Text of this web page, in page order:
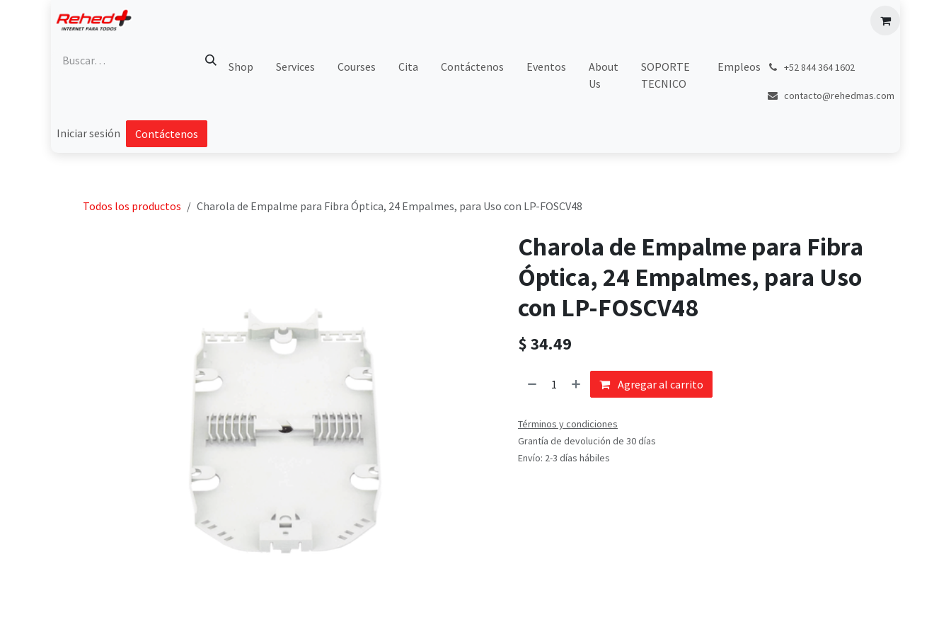
Shop Services Courses Cita Contáctenos Eventos
About
Us
SOPORTE
TECNICO
Empleos +52 844 364 1602
contacto@rehedmas.com
Iniciar sesión Contáctenos
Todos los productos Charola de Empalme para Fibra Óptica, 24 Empalmes, para Uso con LP-FOSCV48
Charola de Empalme para Fibra
Óptica, 24 Empalmes, para Uso
con LP-FOSCV48
$34.49
Agregar al carrito
Términos y condiciones
Grantía de devolución de 30 días
Envío: 2-3 días hábiles